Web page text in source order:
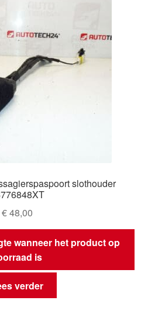
slothouder
€48,00
wanneer het product op
is
verder